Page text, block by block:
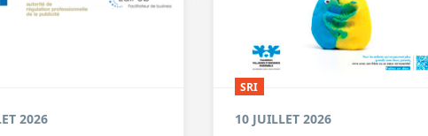
2026
SRI
10 JUILLET 2026